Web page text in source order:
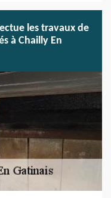
les travaux de
à Chailly En